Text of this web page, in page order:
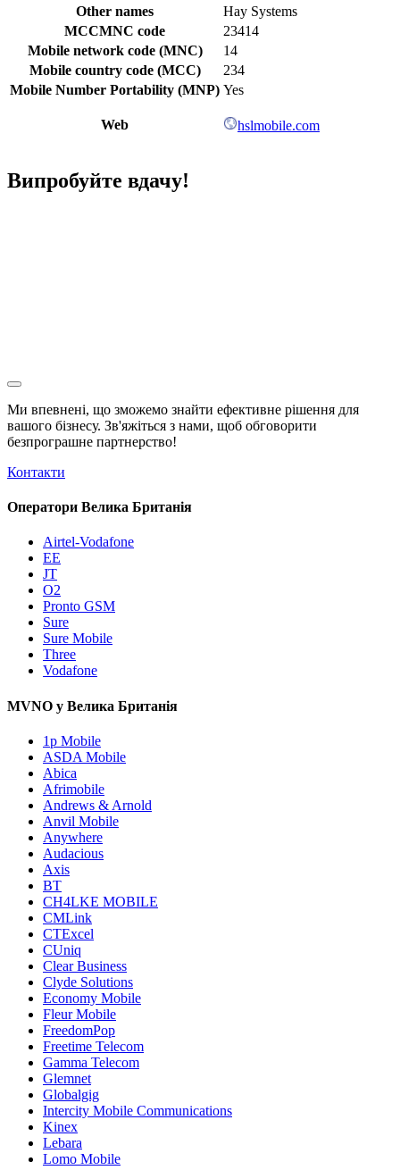
Other names
Hay Systems
MCCMNC code
23414
Mobile network code (MNC)
14
Mobile country code (MCC)
234
Mobile Number Portability (MNP) Yes
Web hslmobile.com
Випробуйте вдачу!
Ми впевнені, що зможемо знайти ефективне рішення для
вашого бізнесу. Зв'яжіться з нами, щоб обговорити
безпрограшне партнерство!
Контакти
Оператори Велика Британія
Airtel-Vodafone
EE
JT
O2
Pronto GSM
Sure
Sure Mobile
Three
Vodafone
MVNO у Велика Британія
1p Mobile
ASDA Mobile
Abica
Afrimobile
Andrews & Arnold
Anvil Mobile
Anywhere
Audacious
Axis
BT
CH4LKE MOBILE
CMLink
CTExcel
CUniq
Clear Business
Clyde Solutions
Economy Mobile
Fleur Mobile
FreedomPop
Freetime Telecom
Gamma Telecom
Glemnet
Globalgig
Intercity Mobile Communications
Kinex
Lebara
Lomo Mobile